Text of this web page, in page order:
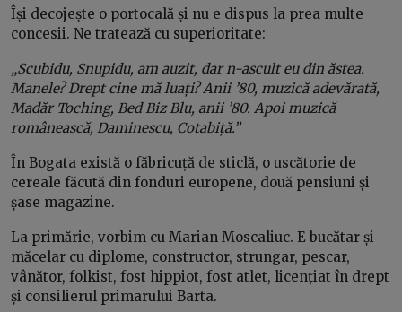
Își decojește o portocală și nu e dispus la prea multe
concesii. Ne tratează cu superioritate:
„Scubidu, Snupidu, am auzit, dar n-ascult eu din ăstea.
Manele? Drept cine mă luați? Anii ’80, muzică adevărată,
Madăr Toching, Bed Biz Blu, anii ’80. Apoi muzică
românească, Daminescu, Cotabiță.”
În Bogata există o făbricuță de sticlă, o uscătorie de
cereale făcută din fonduri europene, două pensiuni și
șase magazine.
La primărie, vorbim cu Marian Moscaliuc. E bucătar și
măcelar cu diplome, constructor, strungar, pescar,
vânător, folkist, fost hippiot, fost atlet, licențiat în drept
și consilierul primarului Barta.